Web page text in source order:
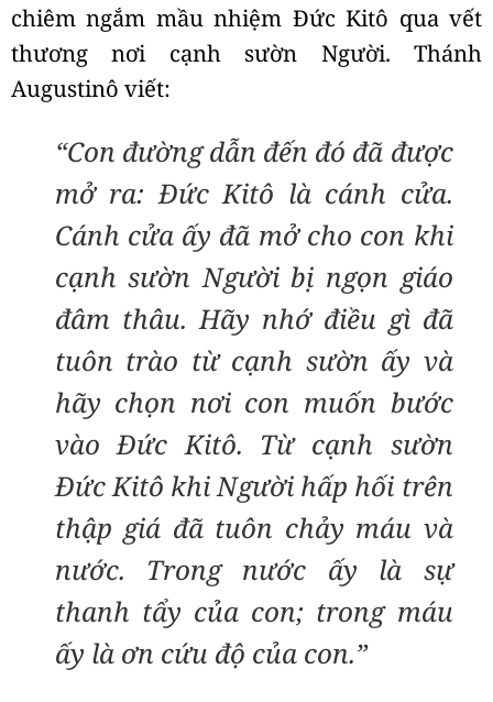
chiêm ngắm mầu nhiệm Đức Kitô qua vết
thương nơi cạnh sườn Người. Thánh
Augustinô viết:
“Con đường dẫn đến đó đã được
mở ra: Đức Kitô là cánh cửa.
Cánh cửa ấy đã mở cho con khi
cạnh sườn Người bị ngọn giáo
đâm thâu. Hãy nhớ điều gì đã
tuôn trào từ cạnh sườn ấy và
hãy chọn nơi con muốn bước
vào Đức Kitô. Từ cạnh sườn
Đức Kitô khi Người hấp hối trên
thập giá đã tuôn chảy máu và
nước. Trong nước ấy là sự
thanh tẩy của con; trong máu
ấy là ơn cứu độ của con.”